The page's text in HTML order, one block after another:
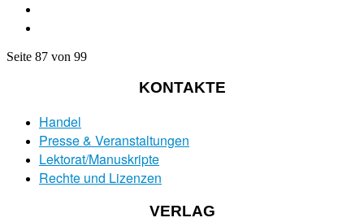
Seite 87 von 99
KONTAKTE
Handel
Presse & Veranstaltungen
Lektorat/Manuskripte
Rechte und Lizenzen
VERLAG